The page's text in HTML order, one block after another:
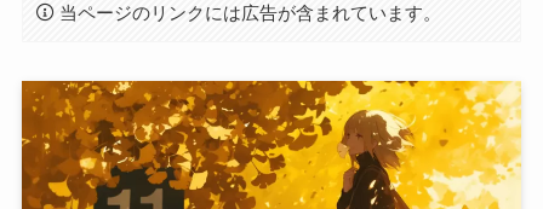
当ページのリンクには広告が含まれています。